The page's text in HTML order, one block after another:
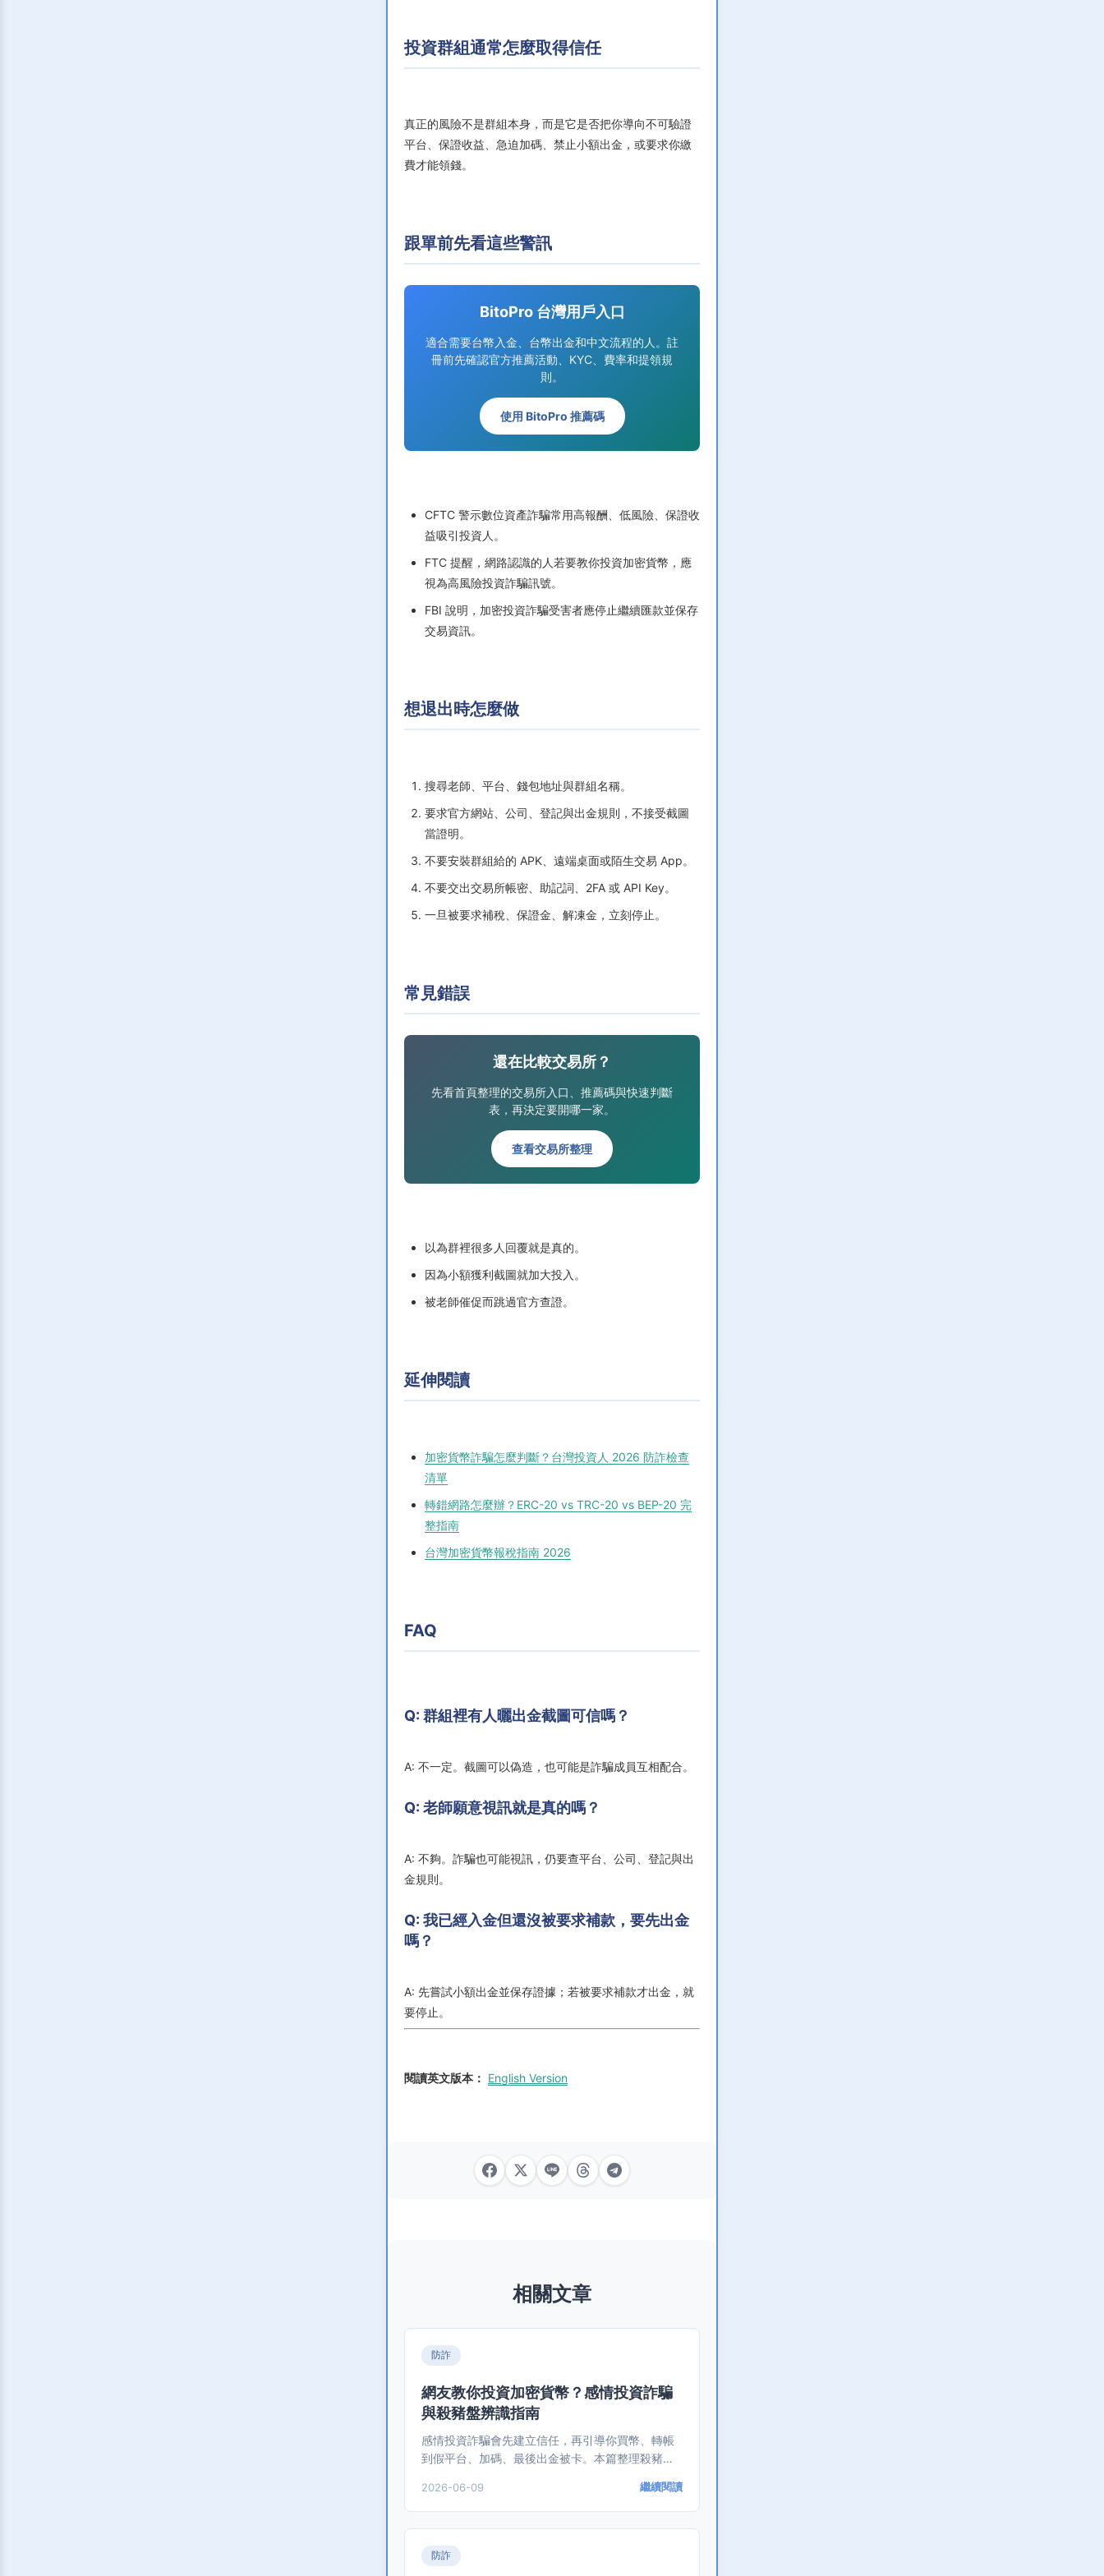
投資群組通常怎麼取得信任
真正的風險不是群組本身，而是它是否把你導向不可驗證
平台、保證收益、急迫加碼、禁止小額出金，或要求你繳
費才能領錢。
跟單前先看這些警訊
BitoPro 台灣用戶入口
適合需要台幣入金、台幣出金和中文流程的人。註
冊前先確認官方推薦活動、KYC、費率和提領規
則。
使用 BitoPro 推薦碼
CFTC 警示數位資產詐騙常用高報酬、低風險、保證收
益吸引投資人。
FTC 提醒，網路認識的人若要教你投資加密貨幣，應
視為高風險投資詐騙訊號。
FBI 說明，加密投資詐騙受害者應停止繼續匯款並保存
交易資訊。
想退出時怎麼做
搜尋老師、平台、錢包地址與群組名稱。
要求官方網站、公司、登記與出金規則，不接受截圖
當證明。
不要安裝群組給的 APK、遠端桌面或陌生交易 App。
不要交出交易所帳密、助記詞、2FA 或 API Key。
一旦被要求補稅、保證金、解凍金，立刻停止。
常見錯誤
還在比較交易所？
先看首頁整理的交易所入口、推薦碼與快速判斷
表，再決定要開哪一家。
查看交易所整理
以為群裡很多人回覆就是真的。
因為小額獲利截圖就加大投入。
被老師催促而跳過官方查證。
延伸閱讀
加密貨幣詐騙怎麼判斷？台灣投資人 2026 防詐檢查
清單
轉錯網路怎麼辦？ERC-20 vs TRC-20 vs BEP-20 完
整指南
台灣加密貨幣報稅指南 2026
FAQ
Q: 群組裡有人曬出金截圖可信嗎？
A: 不一定。截圖可以偽造，也可能是詐騙成員互相配合。
Q: 老師願意視訊就是真的嗎？
A: 不夠。詐騙也可能視訊，仍要查平台、公司、登記與出
金規則。
Q: 我已經入金但還沒被要求補款，要先出金
嗎？
A: 先嘗試小額出金並保存證據；若被要求補款才出金，就
要停止。
閱讀英文版本： English Version
相關文章
防詐
網友教你投資加密貨幣？感情投資詐騙
與殺豬盤辨識指南
感情投資詐騙會先建立信任，再引導你買幣、轉帳
到假平台、加碼、最後出金被卡。本篇整理殺豬盤
2026-06-09 繼續閱讀
防詐